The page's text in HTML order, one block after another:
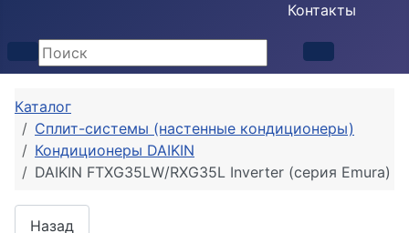
Контакты
Каталог
Сплит-системы (настенные кондиционеры)
Кондиционеры DAIKIN
DAIKIN FTXG35LW/RXG35L Inverter (серия Emura)